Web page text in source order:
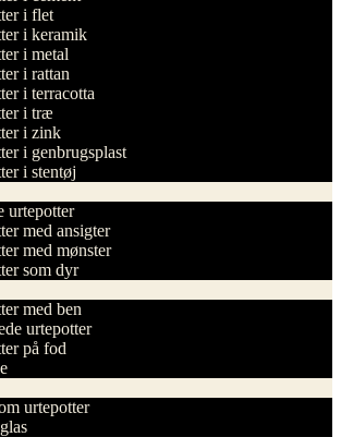
i flet
i keramik
i metal
i rattan
i terracotta
i træ
i zink
i genbrugsplast
i stentøj
urtepotter
med ansigter
med mønster
som dyr
med ben
urtepotter
på fod
urtepotter